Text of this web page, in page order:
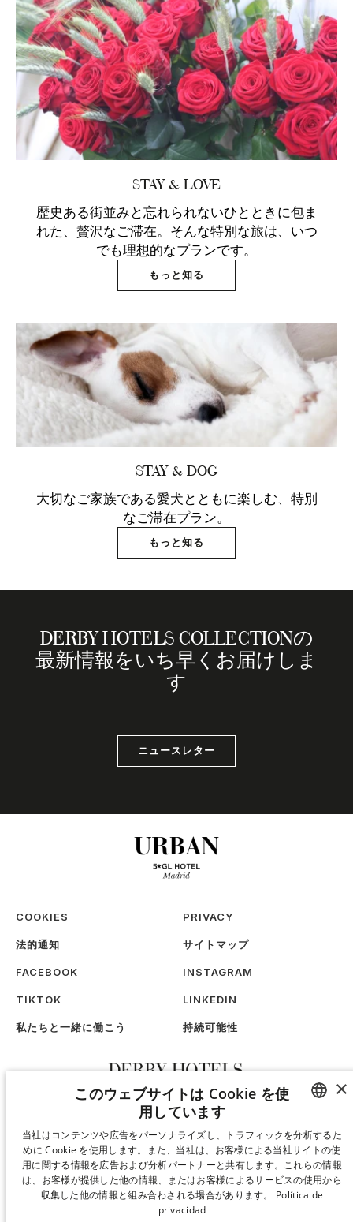
STAY & LOVE
歴史ある街並みと忘れられないひとときに包ま
れた、贅沢なご滞在。そんな特別な旅は、いつ
でも理想的なプランです。
もっと知る
STAY & DOG
大切なご家族である愛犬とともに楽しむ、特別
なご滞在プラン。
もっと知る
DERBY HOTELS COLLECTIONの
最新情報をいち早くお届けしま
す
ニュースレター
COOKIES PRIVACY
法的通知 サイトマップ
FACEBOOK INSTAGRAM
TIKTOK LINKEDIN
私たちと一緒に働こう 持続可能性
SPANISH
ENGLISH
CATALAN
×
このウェブサイトは Cookie を使
用しています
当社はコンテンツや広告をパーソナライズし、トラフィックを分析するた
めに Cookie を使用します。また、当社は、お客様による当社サイトの使
用に関する情報を広告および分析パートナーと共有します。これらの情報
は、お客様が提供した他の情報、またはお客様によるサービスの使用から
収集した他の情報と組み合わされる場合があります。
Política de
privacidad